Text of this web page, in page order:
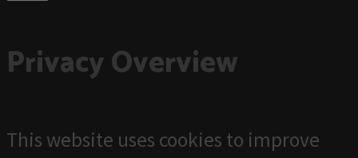
Privacy Overview
This website uses cookies to improve